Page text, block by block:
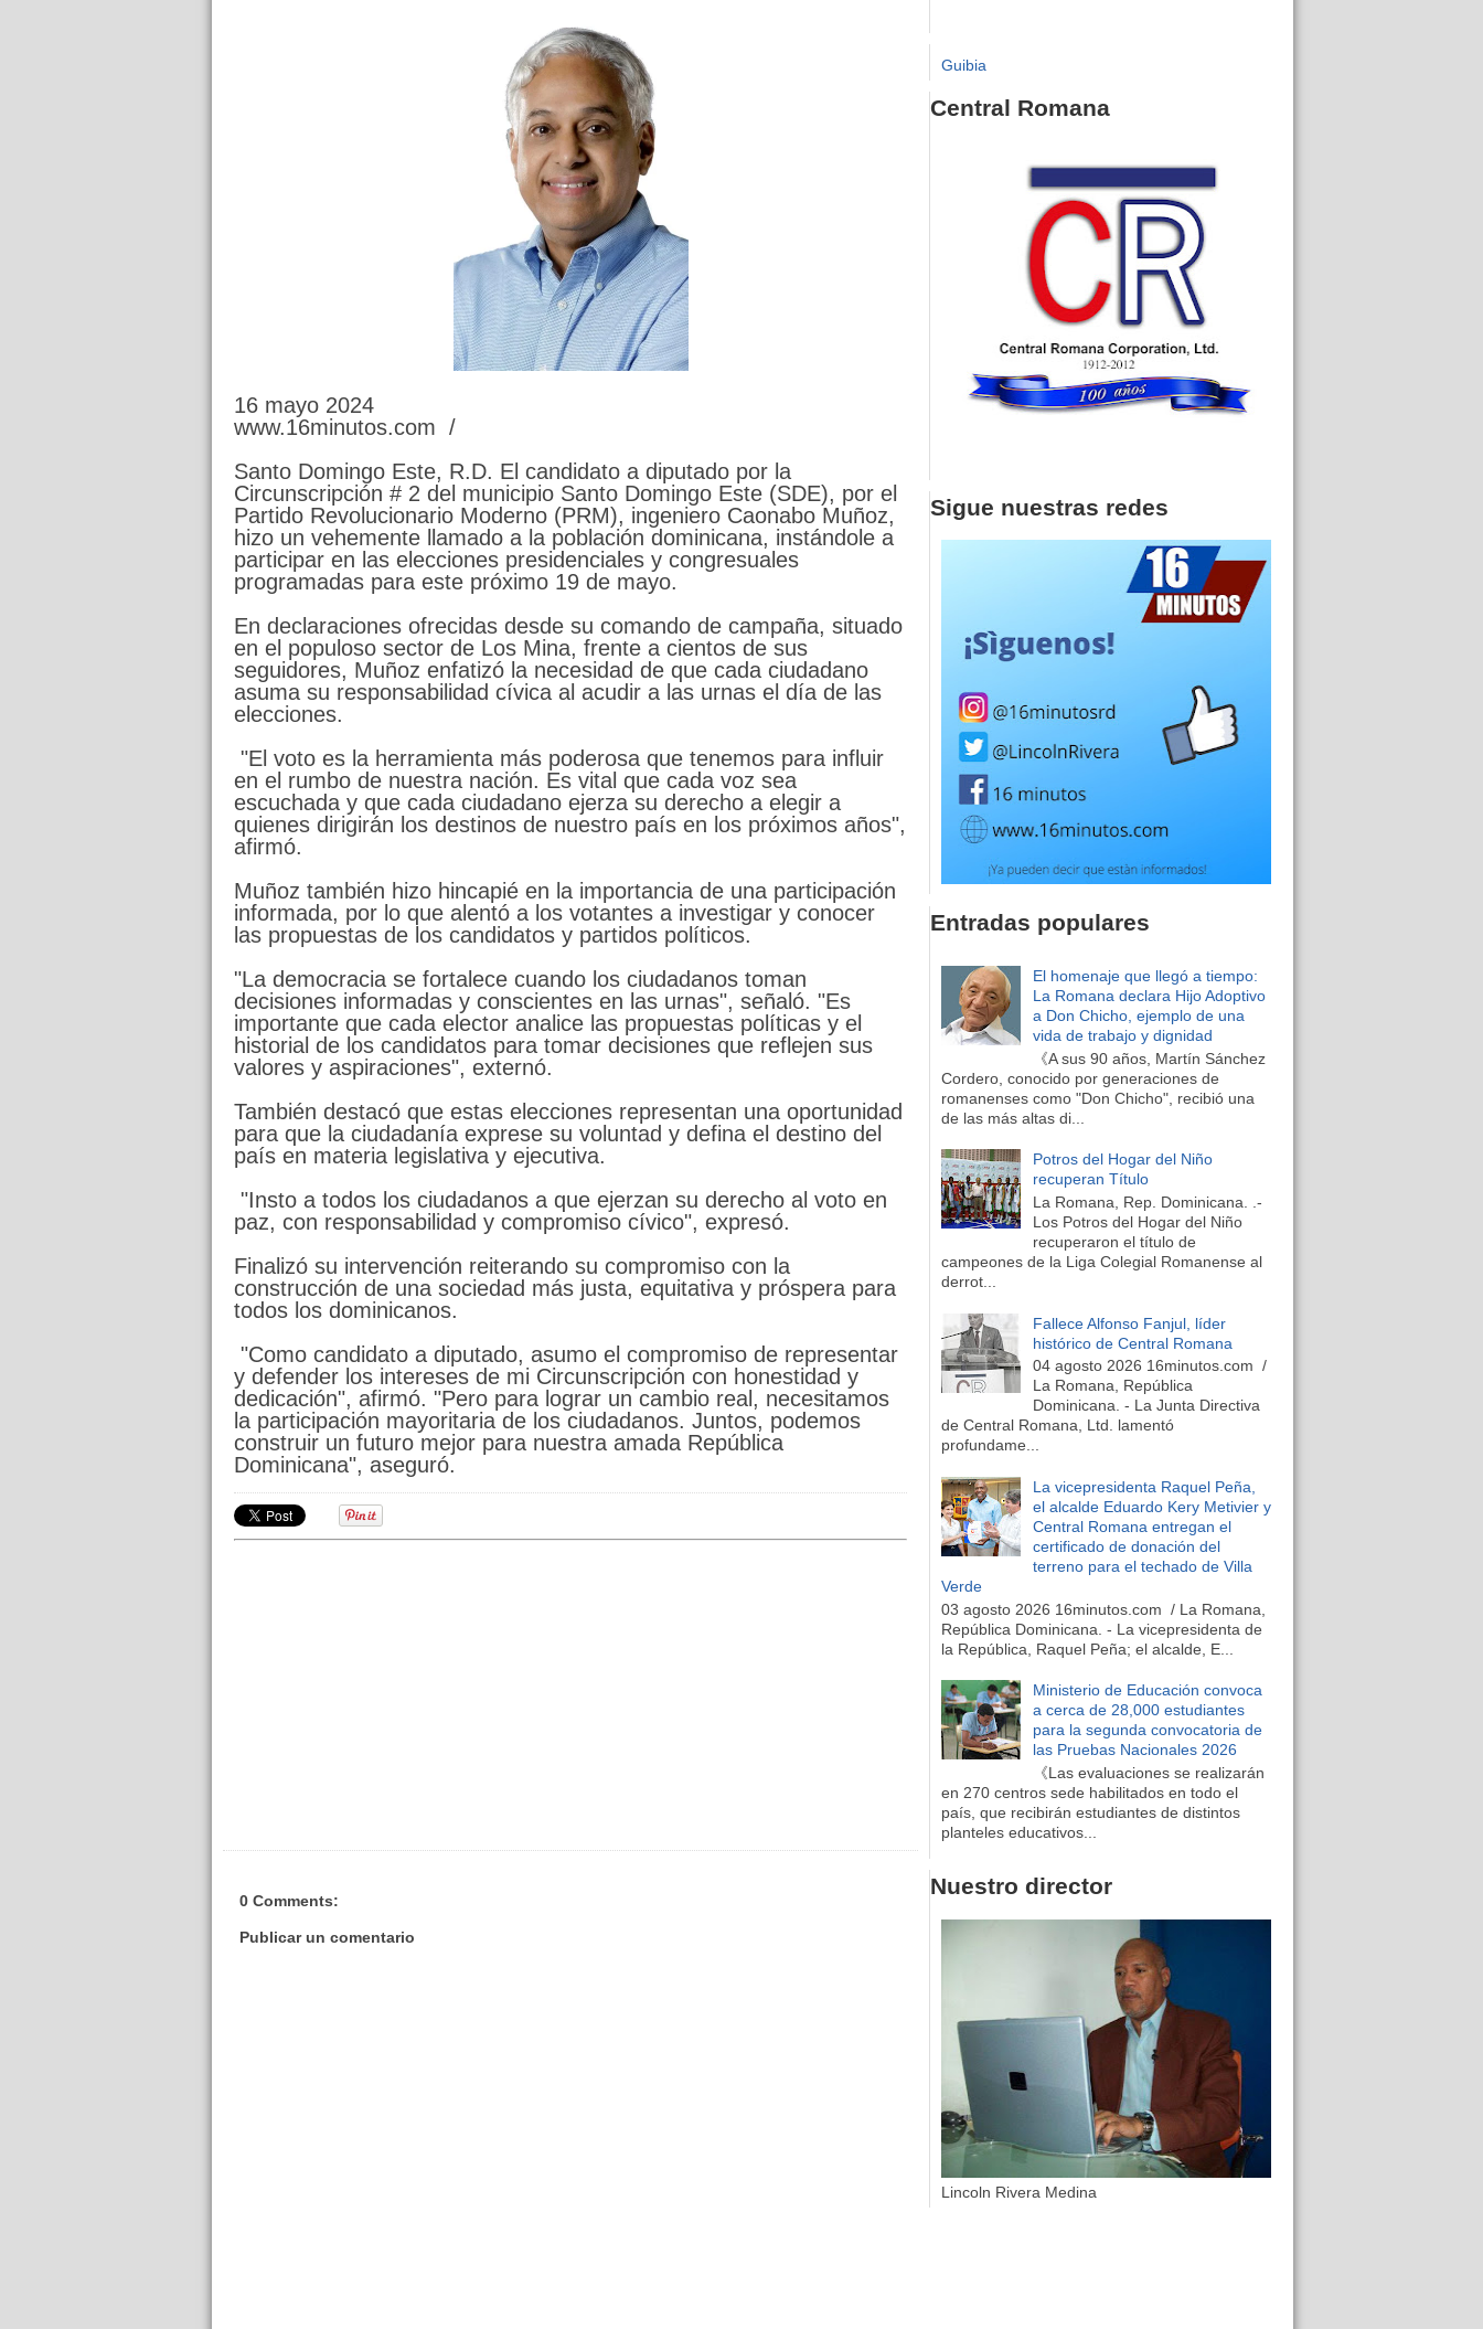
16 mayo 2024
www.16minutos.com /
Santo Domingo Este, R.D. El candidato a diputado por la
Circunscripción # 2 del municipio Santo Domingo Este (SDE), por el
Partido Revolucionario Moderno (PRM), ingeniero Caonabo Muñoz,
hizo un vehemente llamado a la población dominicana, instándole a
participar en las elecciones presidenciales y congresuales
programadas para este próximo 19 de mayo.
En declaraciones ofrecidas desde su comando de campaña, situado
en el populoso sector de Los Mina, frente a cientos de sus
seguidores, Muñoz enfatizó la necesidad de que cada ciudadano
asuma su responsabilidad cívica al acudir a las urnas el día de las
elecciones.
"El voto es la herramienta más poderosa que tenemos para influir
en el rumbo de nuestra nación. Es vital que cada voz sea
escuchada y que cada ciudadano ejerza su derecho a elegir a
quienes dirigirán los destinos de nuestro país en los próximos años",
afirmó.
Muñoz también hizo hincapié en la importancia de una participación
informada, por lo que alentó a los votantes a investigar y conocer
las propuestas de los candidatos y partidos políticos.
"La democracia se fortalece cuando los ciudadanos toman
decisiones informadas y conscientes en las urnas", señaló. "Es
importante que cada elector analice las propuestas políticas y el
historial de los candidatos para tomar decisiones que reflejen sus
valores y aspiraciones", externó.
También destacó que estas elecciones representan una oportunidad
para que la ciudadanía exprese su voluntad y defina el destino del
país en materia legislativa y ejecutiva.
"Insto a todos los ciudadanos a que ejerzan su derecho al voto en
paz, con responsabilidad y compromiso cívico", expresó.
Finalizó su intervención reiterando su compromiso con la
construcción de una sociedad más justa, equitativa y próspera para
todos los dominicanos.
"Como candidato a diputado, asumo el compromiso de representar
y defender los intereses de mi Circunscripción con honestidad y
dedicación", afirmó. "Pero para lograr un cambio real, necesitamos
la participación mayoritaria de los ciudadanos. Juntos, podemos
construir un futuro mejor para nuestra amada República
Dominicana", aseguró.
0 Comments:
Publicar un comentario
Guibia
Central Romana
Sigue nuestras redes
Entradas populares
El homenaje que llegó a tiempo:
La Romana declara Hijo Adoptivo
a Don Chicho, ejemplo de una
vida de trabajo y dignidad
《A sus 90 años, Martín Sánchez
Cordero, conocido por generaciones de
romanenses como "Don Chicho", recibió una
de las más altas di...
Potros del Hogar del Niño
recuperan Título
La Romana, Rep. Dominicana. .-
Los Potros del Hogar del Niño
recuperaron el título de
campeones de la Liga Colegial Romanense al
derrot...
Fallece Alfonso Fanjul, líder
histórico de Central Romana
04 agosto 2026 16minutos.com /
La Romana, República
Dominicana. - La Junta Directiva
de Central Romana, Ltd. lamentó
profundame...
La vicepresidenta Raquel Peña,
el alcalde Eduardo Kery Metivier y
Central Romana entregan el
certificado de donación del
terreno para el techado de Villa
Verde
03 agosto 2026 16minutos.com / La Romana,
República Dominicana. - La vicepresidenta de
la República, Raquel Peña; el alcalde, E...
Ministerio de Educación convoca
a cerca de 28,000 estudiantes
para la segunda convocatoria de
las Pruebas Nacionales 2026
《Las evaluaciones se realizarán
en 270 centros sede habilitados en todo el
país, que recibirán estudiantes de distintos
planteles educativos...
Nuestro director
Lincoln Rivera Medina